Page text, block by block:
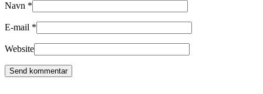
Navn *
E-mail *
Website